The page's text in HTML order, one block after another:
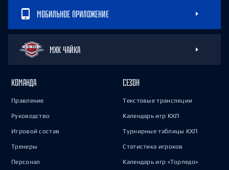
МОБИЛЬНОЕ ПРИЛОЖЕНИЕ
МХК ЧАЙКА
КОМАНДА
Правление
Руководство
Игровой состав
Тренеры
Персонал
СЕЗОН
Текстовые трансляции
Календарь игр КХЛ
Турнирные таблицы КХЛ
Статистика игроков
Календарь игр «Торпедо»